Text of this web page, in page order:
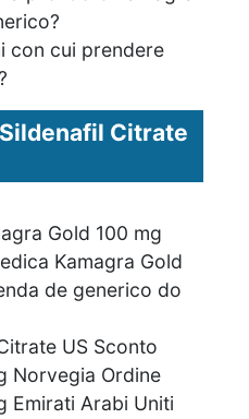
con cui prendere
Citrate
Gold 100 mg
Kamagra Gold
de generico do
US Sconto
Norvegia Ordine
Emirati Arabi Uniti